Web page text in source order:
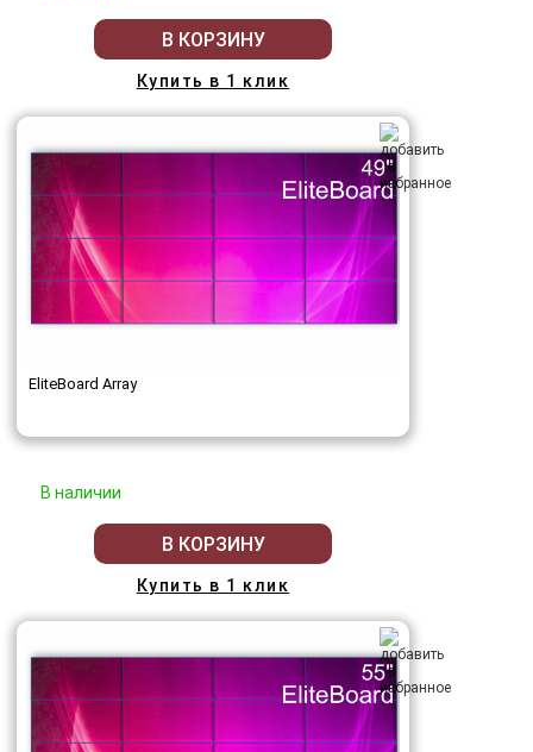
В КОРЗИНУ
Купить в 1 клик
EliteBoard Array
В наличии
В КОРЗИНУ
Купить в 1 клик